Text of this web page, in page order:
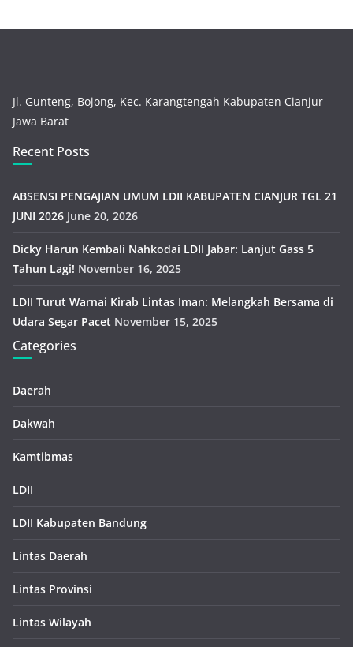
Jl. Gunteng, Bojong, Kec. Karangtengah Kabupaten Cianjur
Jawa Barat
Recent Posts
ABSENSI PENGAJIAN UMUM LDII KABUPATEN CIANJUR TGL 21
JUNI 2026 June 20, 2026
Dicky Harun Kembali Nahkodai LDII Jabar: Lanjut Gass 5
Tahun Lagi! November 16, 2025
LDII Turut Warnai Kirab Lintas Iman: Melangkah Bersama di
Udara Segar Pacet November 15, 2025
Categories
Daerah
Dakwah
Kamtibmas
LDII
LDII Kabupaten Bandung
Lintas Daerah
Lintas Provinsi
Lintas Wilayah